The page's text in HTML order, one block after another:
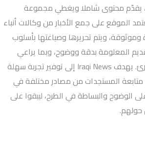
يقدّم محتوى شاملا ويغطي مجموعة
الموقع على جمع الأخبار من وكالات أنباء
ويتم تحريرها وصياغتها بأسلوب
المعلومة بدقة ووضوح، وبما يراعي
المصداقية واحترام القارئ. يهدف Iraqi News إلى توفير تجربة سهلة
متابعة المستجدات من مصادر مختلفة في
الوضوح والبساطة في الطرح، ليبقوا على
حولهم.